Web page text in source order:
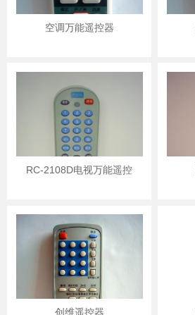
空调万能遥控器
RC-2108D电视万能遥控
创维遥控器